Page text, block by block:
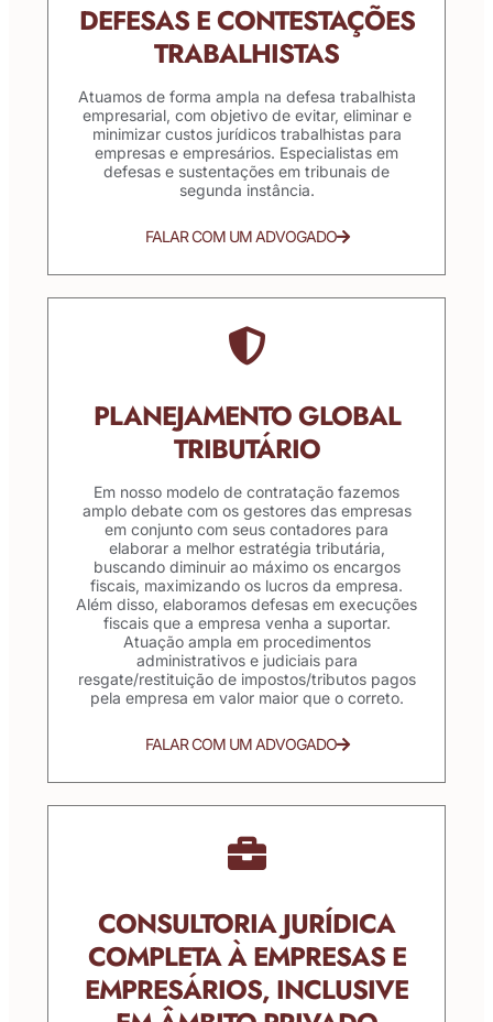
DEFESAS E CONTESTAÇÕES
TRABALHISTAS
Atuamos de forma ampla na defesa trabalhista
empresarial, com objetivo de evitar, eliminar e
minimizar custos jurídicos trabalhistas para
empresas e empresários. Especialistas em
defesas e sustentações em tribunais de
segunda instância.
FALAR COM UM ADVOGADO
PLANEJAMENTO GLOBAL
TRIBUTÁRIO
Em nosso modelo de contratação fazemos
amplo debate com os gestores das empresas
em conjunto com seus contadores para
elaborar a melhor estratégia tributária,
buscando diminuir ao máximo os encargos
fiscais, maximizando os lucros da empresa.
Além disso, elaboramos defesas em execuções
fiscais que a empresa venha a suportar.
Atuação ampla em procedimentos
administrativos e judiciais para
resgate/restituição de impostos/tributos pagos
pela empresa em valor maior que o correto.
FALAR COM UM ADVOGADO
CONSULTORIA JURÍDICA
COMPLETA À EMPRESAS E
EMPRESÁRIOS, INCLUSIVE